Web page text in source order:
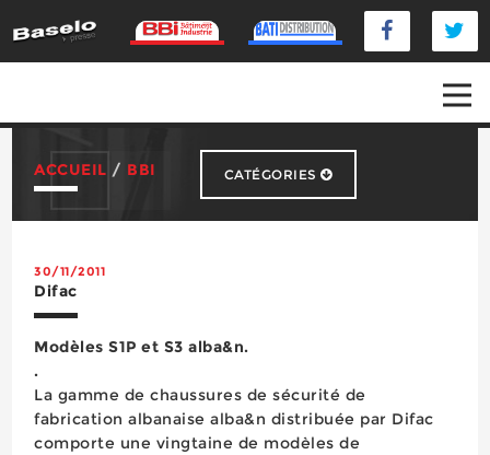
ACCUEIL / BBI CATÉGORIES
Distribution
Organismes professionnels
Produits
30/11/2011
Difac
Modèles S1P et S3 alba&n.
.
La gamme de chaussures de sécurité de
fabrication albanaise alba&n distribuée par Difac
comporte une vingtaine de modèles de